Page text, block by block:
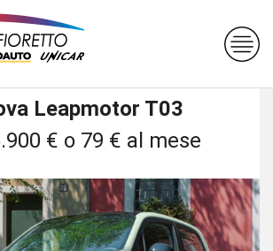
Leapmotor T03
€ o 79 € al mese